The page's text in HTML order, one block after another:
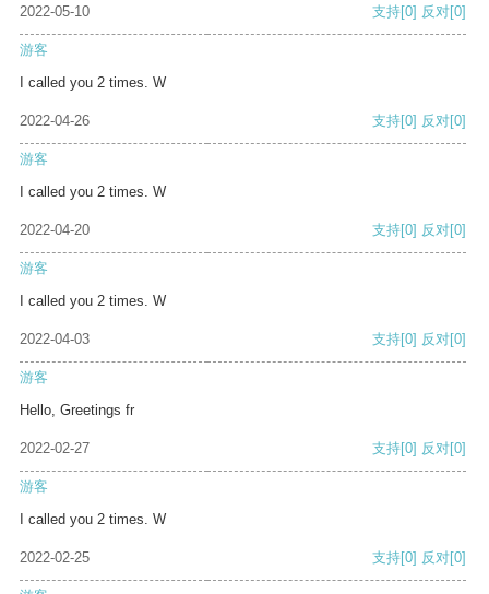
2022-05-10 支持[0] 反对[0]
游客
I called you 2 times. W
2022-04-26 支持[0] 反对[0]
游客
I called you 2 times. W
2022-04-20 支持[0] 反对[0]
游客
I called you 2 times. W
2022-04-03 支持[0] 反对[0]
游客
Hello, Greetings fr
2022-02-27 支持[0] 反对[0]
游客
I called you 2 times. W
2022-02-25 支持[0] 反对[0]